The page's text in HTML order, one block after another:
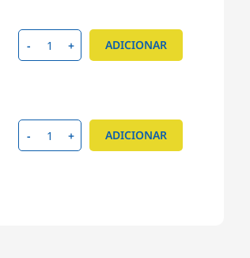
- + ADICIONAR
- + ADICIONAR